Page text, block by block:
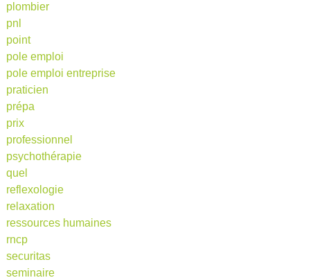
plombier
pnl
point
pole emploi
pole emploi entreprise
praticien
prépa
prix
professionnel
psychothérapie
quel
reflexologie
relaxation
ressources humaines
rncp
securitas
seminaire